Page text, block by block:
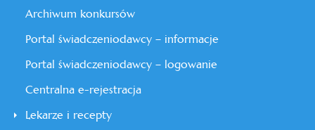
Archiwum konkursów
Portal świadczeniodawcy – informacje
Portal świadczeniodawcy – logowanie
Centralna e-rejestracja
Lekarze i recepty